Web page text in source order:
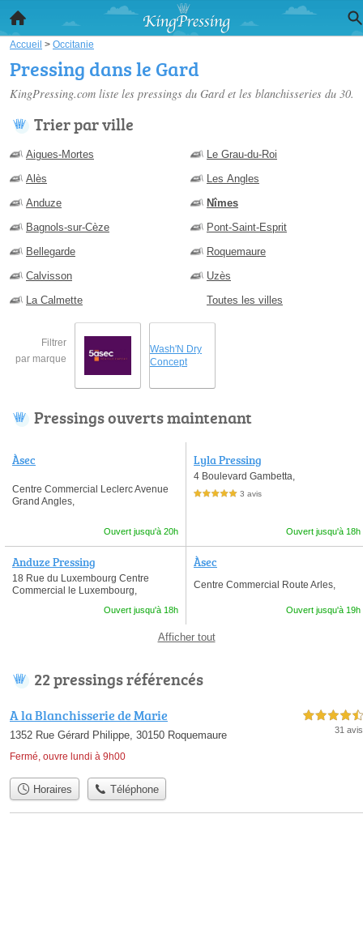
Accueil > Occitanie
Pressing dans le Gard
KingPressing.com liste les pressings du Gardet les blanchisseries du 30.
Trier par ville
Aigues-Mortes
Alès
Anduze
Bagnols-sur-Cèze
Bellegarde
Calvisson
La Calmette
Le Grau-du-Roi
Les Angles
Nîmes
Pont-Saint-Esprit
Roquemaure
Uzès
Toutes les villes
Filtrer
par marque
Wash'N Dry
Concept
Pressings ouverts maintenant
Àsec
Centre Commercial Leclerc Avenue
Grand Angles,
Ouvert jusqu'à 20h
Lyla Pressing
4 Boulevard Gambetta,
5,0 étoiles sur 5 3 avis
Ouvert jusqu'à 18h
Anduze Pressing
18 Rue du Luxembourg Centre
Commercial le Luxembourg,
Ouvert jusqu'à 18h
Àsec
Centre Commercial Route Arles,
Ouvert jusqu'à 19h
Afficher tout
22 pressings référencés
A la Blanchisserie de Marie
1352 Rue Gérard Philippe, 30150 Roquemaure
Fermé, ouvre lundi à 9h00
4,5 étoiles sur 5
31 avis
Horaires Téléphone